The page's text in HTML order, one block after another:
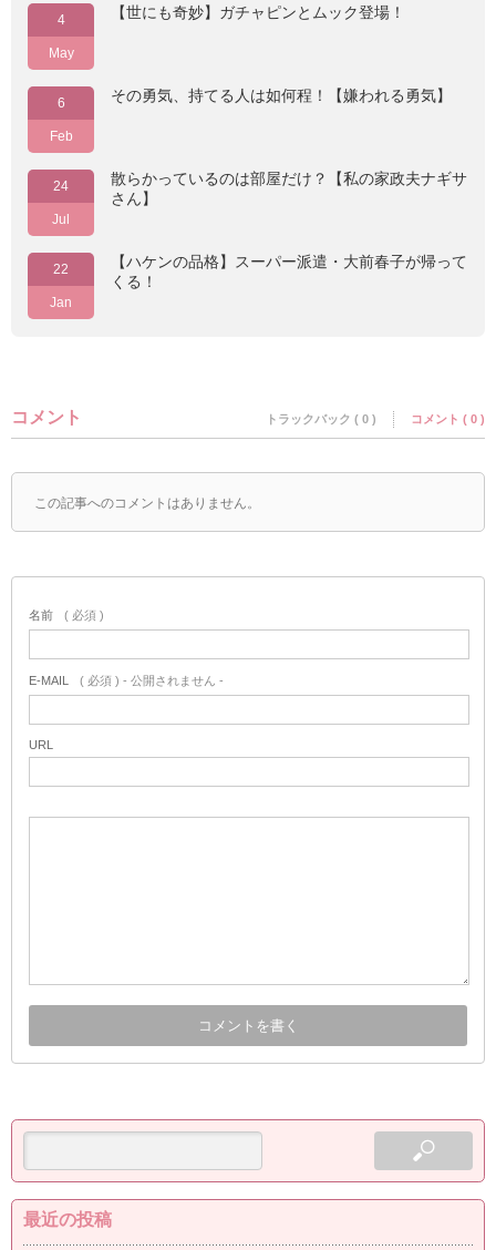
4
May
【世にも奇妙】ガチャピンとムック登場！
6
Feb
その勇気、持てる人は如何程！【嫌われる勇気】
24
Jul
散らかっているのは部屋だけ？【私の家政夫ナギサ
さん】
22
Jan
【ハケンの品格】スーパー派遣・大前春子が帰って
くる！
コメント トラックバック ( 0 ) コメント ( 0 )
この記事へのコメントはありません。
名前 ( 必須 )
E-MAIL ( 必須 ) - 公開されません -
URL
最近の投稿